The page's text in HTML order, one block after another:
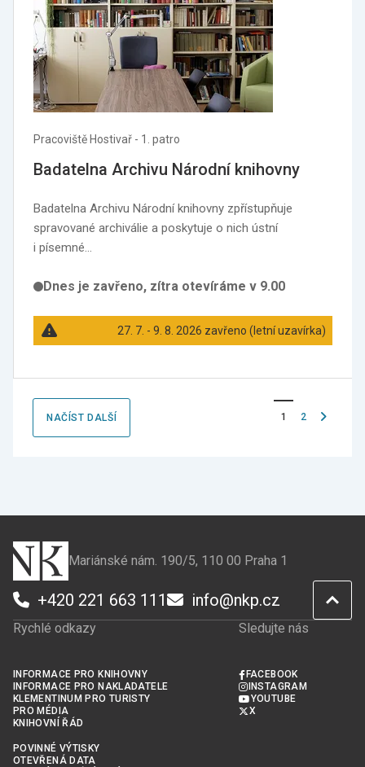
Pracoviště Hostivař - 1. patro
Badatelna Archivu Národní knihovny
Badatelna Archivu Národní knihovny zpřístupňuje
spravované archiválie a poskytuje o nich ústní
i písemné…
Dnes je zavřeno, zítra otevíráme v 9.00
27. 7. - 9. 8. 2026 zavřeno (letní uzavírka)
NAČÍST DALŠÍ 1 2
Mariánské nám. 190/5, 110 00 Praha 1
+420 221 663 111 info@nkp.cz
Rychlé odkazy
INFORMACE PRO KNIHOVNY
INFORMACE PRO NAKLADATELE
KLEMENTINUM PRO TURISTY
PRO MÉDIA
KNIHOVNÍ ŘÁD
POVINNÉ VÝTISKY
OTEVŘENÁ DATA
Sledujte nás
FACEBOOK
INSTAGRAM
YOUTUBE
X